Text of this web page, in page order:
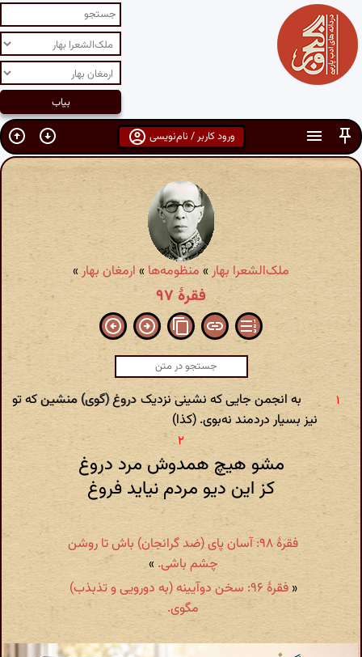
ورود کاربر / نام‌نویسی
ملک‌الشعرا بهار» منظومه‌ها » ارمغان بهار»
فقرۀ ۹۷
به انجمن جایی که نشینی نزدیک دروغ ‌(گوی‌) منشین که تو
نیز بسیار دردمند نه‌بوی‌. (کذا)
مشو هیچ همدوش مرد دروغ
کز این دیو مردم نیاید فروغ
فقرۀ ۹۸: آسان پای (‌ضد گرانجان‌) باش تا روشن
چشم باشی. »
«
فقرۀ ۹۶: سخن دوآیینه (‌به دورویی و تذبذب‌)
مگوی.